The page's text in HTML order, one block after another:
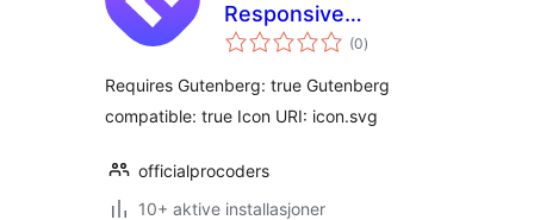
Responsive
Gutenberg News
(0totale
vurderinger
)
Requires Gutenberg: true Gutenberg
compatible: true Icon URI: icon.svg
officialprocoders
10+ aktive installasjoner